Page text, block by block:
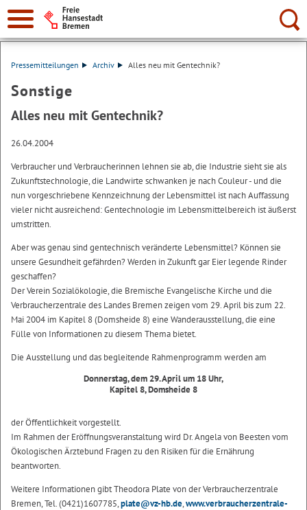
Suche:
Pressemitteilungen Archiv Alles neu mit Gentechnik?
Sonstige
Alles neu mit Gentechnik?
26.04.2004
Verbraucher und Verbraucherinnen lehnen sie ab, die Industrie sieht sie als
Zukunftstechnologie, die Landwirte schwanken je nach Couleur - und die
nun vorgeschriebene Kennzeichnung der Lebensmittel ist nach Auffassung
vieler nicht ausreichend: Gentechnologie im Lebensmittelbereich ist äußerst
umstritten.
Aber was genau sind gentechnisch veränderte Lebensmittel? Können sie
unsere Gesundheit gefährden? Werden in Zukunft gar Eier legende Rinder
geschaffen?
Der Verein Sozialökologie, die Bremische Evangelische Kirche und die
Verbraucherzentrale des Landes Bremen zeigen vom 29. April bis zum 22.
Mai 2004 im Kapitel 8 (Domsheide 8) eine Wanderausstellung, die eine
Fülle von Informationen zu diesem Thema bietet.
Die Ausstellung und das begleitende Rahmenprogramm werden am
Donnerstag, dem 29. April um 18 Uhr,
Kapitel 8, Domsheide 8
der Öffentlichkeit vorgestellt.
Im Rahmen der Eröffnungsveranstaltung wird Dr. Angela von Beesten vom
Ökologischen Ärztebund Fragen zu den Risiken für die Ernährung
beantworten.
Weitere Informationen gibt Theodora Plate von der Verbraucherzentrale
Bremen, Tel. (0421)1607785,plate@vz-hb.de,www.verbraucherzentrale-